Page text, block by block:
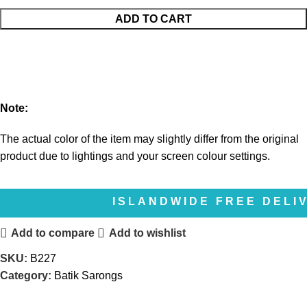
ADD TO CART
Note:
The actual color of the item may slightly differ from the original
product due to lightings and your screen colour settings.
ISLANDWIDE FREE
Add to compare Add to wishlist
SKU: B227
Category: Batik Sarongs